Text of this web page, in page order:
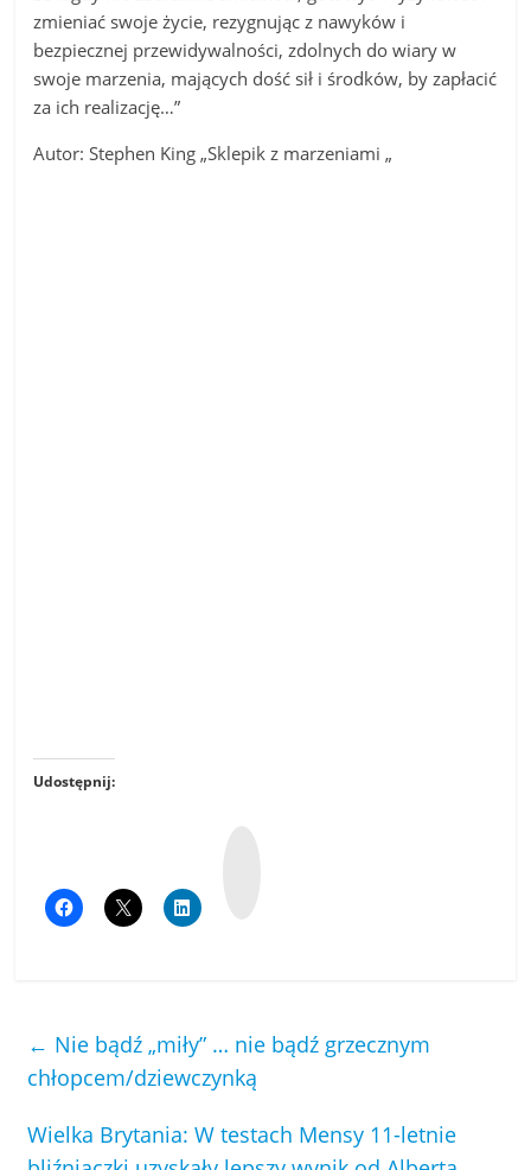
zmieniać swoje życie, rezygnując z nawyków i
bezpiecznej przewidywalności, zdolnych do wiary w
swoje marzenia, mających dość sił i środków, by zapłacić
za ich realizację…”
Autor: Stephen King „Sklepik z marzeniami „
Udostępnij:
← Nie bądź „miły” … nie bądź grzecznym
chłopcem/dziewczynką
Wielka Brytania: W testach Mensy 11-letnie